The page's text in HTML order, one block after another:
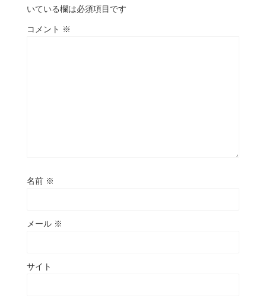
いている欄は必須項目です
コメント ※
名前 ※
メール ※
サイト